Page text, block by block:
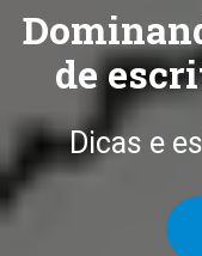
de
Dicas e